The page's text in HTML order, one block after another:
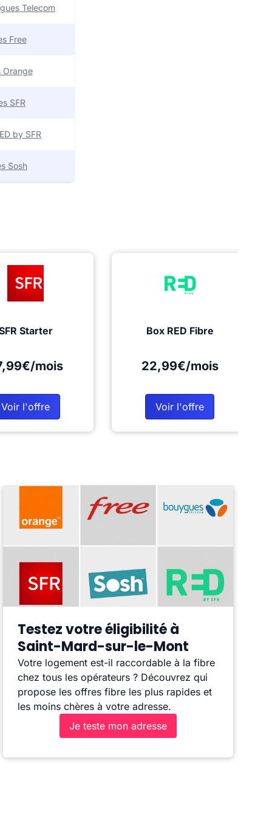
Telecom
Free
Orange
SFR
by SFR
Sosh
Starter
mois
Voir l'offre
Box RED Fibre
22,99€/mois
Voir l'offre
Testez votre éligibilité à
Saint-Mard-sur-le-Mont
Votre logement est-il raccordable à la fibre
chez tous les opérateurs ? Découvrez qui
propose les offres fibre les plus rapides et
les moins chères à votre adresse.
Je teste mon adresse